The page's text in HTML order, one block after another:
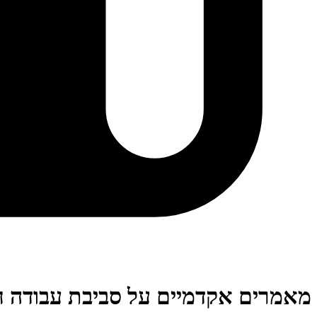
מאמרים אקדמיים על סביבת עבודה